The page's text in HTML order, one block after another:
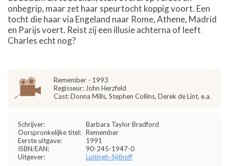
onbegrip, maar zet haar speurtocht koppig voort. Een
tocht die haar via Engeland naar Rome, Athene, Madrid
en Parijs voert. Reist zij een illusie achterna of leeft
Charles echt nog?
Remember - 1993
Regisseur: John Herzfeld
Cast: Donna Mills, Stephen Collins, Derek de Lint, e.a.
Schrijver:
Barbara Taylor Bradford
Oorspronkelijke titel: Remember
Eerste uitgave:
1991
ISBN/EAN:
90-245-1947-0
Uitgever:
Luitingh-Sijthoff